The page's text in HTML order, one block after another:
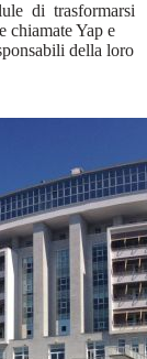
di trasformarsi
Yap e
della loro